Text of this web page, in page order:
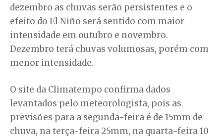
dezembro as chuvas serão persistentes e o
efeito do El Niño será sentido com maior
intensidade em outubro e novembro.
Dezembro terá chuvas volumosas, porém com
menor intensidade.
O site da Climatempo confirma dados
levantados pelo meteorologista, pois as
previsões para a segunda-feira é de 15mm de
chuva, na terça-feira 25mm, na quarta-feira 10